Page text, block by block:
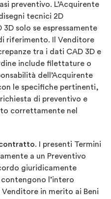
preventivo. L’Acquirente
tecnici 2D
solo se espressamente
riferimento. Il Venditore
tra i dati CAD 3D e
include filettature o
dell’Acquirente
le specifiche pertinenti,
di preventivo e
correttamente nel
. I presenti Termini
a un Preventivo
giuridicamente
l’intero
in merito ai Beni